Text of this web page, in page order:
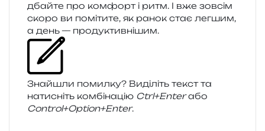
дбай­те про ком­форт і ритм. І вже зов­сім
скоро ви помі­ти­те, як ранок стає лег­шим,
а день — продуктивнішим.
Знайшли помил­ку? Виділіть текст та
нати­сніть ком­бі­на­цію Ctrl+Enterабо
Control+Option+Enter.